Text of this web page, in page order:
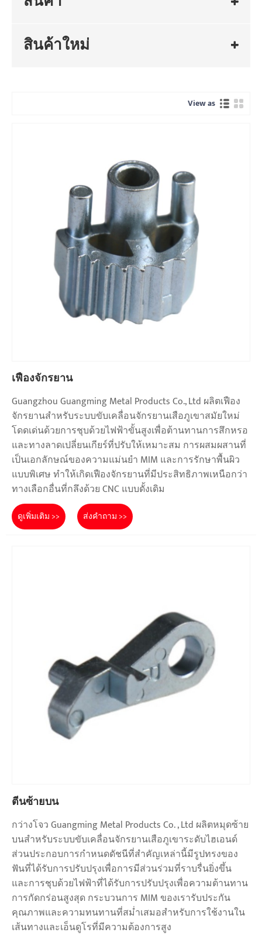
สินค้าใหม่
View as
เฟืองจักรยาน
Guangzhou Guangming Metal Products Co., Ltd ผลิตเฟือง
จักรยานสำหรับระบบขับเคลื่อนจักรยานเสือภูเขาสมัยใหม่
โดดเด่นด้วยการชุบด้วยไฟฟ้าขั้นสูงเพื่อต้านทานการสึกหรอ
และทางลาดเปลี่ยนเกียร์ที่ปรับให้เหมาะสม การผสมผสานที่
เป็นเอกลักษณ์ของความแม่นยำ MIM และการรักษาพื้นผิว
แบบพิเศษ ทำให้เกิดเฟืองจักรยานที่มีประสิทธิภาพเหนือกว่า
ทางเลือกอื่นที่กลึงด้วย CNC แบบดั้งเดิม
ดูเพิ่มเติม >> ส่งคำถาม >>
ตีนซ้ายบน
กว่างโจว Guangming Metal Products Co. , Ltd ผลิตหมุดซ้าย
บนสำหรับระบบขับเคลื่อนจักรยานเสือภูเขาระดับไฮเอนด์
ส่วนประกอบการกำหนดดัชนีที่สำคัญเหล่านี้มีรูปทรงของ
ฟันที่ได้รับการปรับปรุงเพื่อการมีส่วนร่วมที่ราบรื่นยิ่งขึ้น
และการชุบด้วยไฟฟ้าที่ได้รับการปรับปรุงเพื่อความต้านทาน
การกัดกร่อนสูงสุด กระบวนการ MIM ของเรารับประกัน
คุณภาพและความทนทานที่สม่ำเสมอสำหรับการใช้งานใน
เส้นทางและเอ็นดูโรที่มีความต้องการสูง